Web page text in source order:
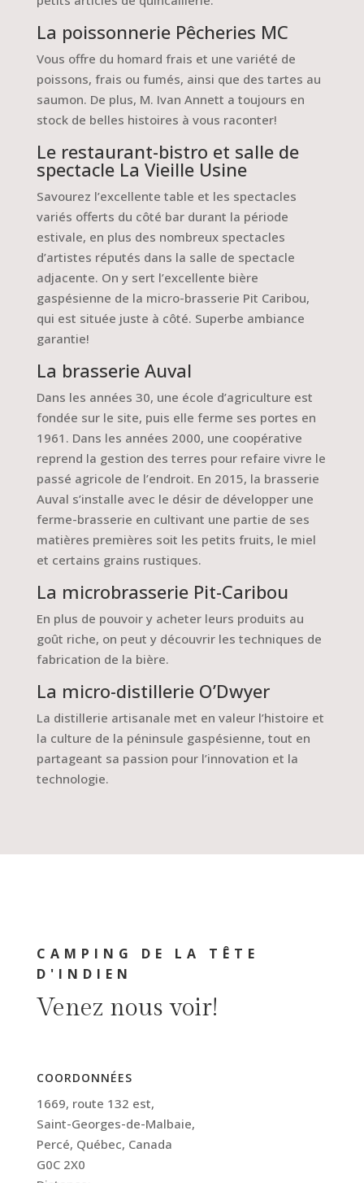
La poissonnerie Pêcheries MC
Vous offre du homard frais et une variété de
poissons, frais ou fumés, ainsi que des tartes au
saumon. De plus, M. Ivan Annett a toujours en
stock de belles histoires à vous raconter!
Le restaurant-bistro et salle de
spectacle La Vieille Usine
Savourez l’excellente table et les spectacles
variés offerts du côté bar durant la période
estivale, en plus des nombreux spectacles
d’artistes réputés dans la salle de spectacle
adjacente. On y sert l’excellente bière
gaspésienne de la micro-brasserie Pit Caribou,
qui est située juste à côté. Superbe ambiance
garantie!
La brasserie Auval
Dans les années 30, une école d’agriculture est
fondée sur le site, puis elle ferme ses portes en
1961. Dans les années 2000, une coopérative
reprend la gestion des terres pour refaire vivre le
passé agricole de l’endroit. En 2015, la brasserie
Auval s’installe avec le désir de développer une
ferme-brasserie en cultivant une partie de ses
matières premières soit les petits fruits, le miel
et certains grains rustiques.
La microbrasserie Pit-Caribou
En plus de pouvoir y acheter leurs produits au
goût riche, on peut y découvrir les techniques de
fabrication de la bière.
La micro-distillerie O’Dwyer
La distillerie artisanale met en valeur l’histoire et
la culture de la péninsule gaspésienne, tout en
partageant sa passion pour l’innovation et la
technologie.
CAMPING DE LA TÊTE
D'INDIEN
Venez nous voir!
COORDONNÉES
1669, route 132 est,
Saint-Georges-de-Malbaie,
Percé, Québec, Canada
G0C 2X0